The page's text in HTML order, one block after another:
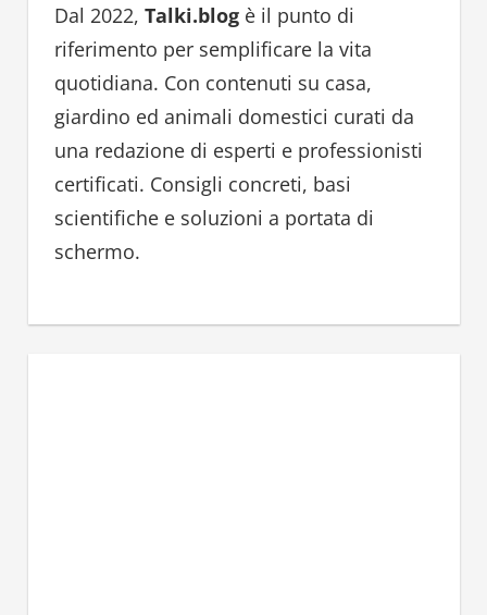
f
o
r
:
Dal 2022, Talki.blogè il punto di
riferimento per semplificare la vita
quotidiana. Con contenuti su casa,
giardino ed animali domestici curati da
una redazione di esperti e professionisti
certificati. Consigli concreti, basi
scientifiche e soluzioni a portata di
schermo.